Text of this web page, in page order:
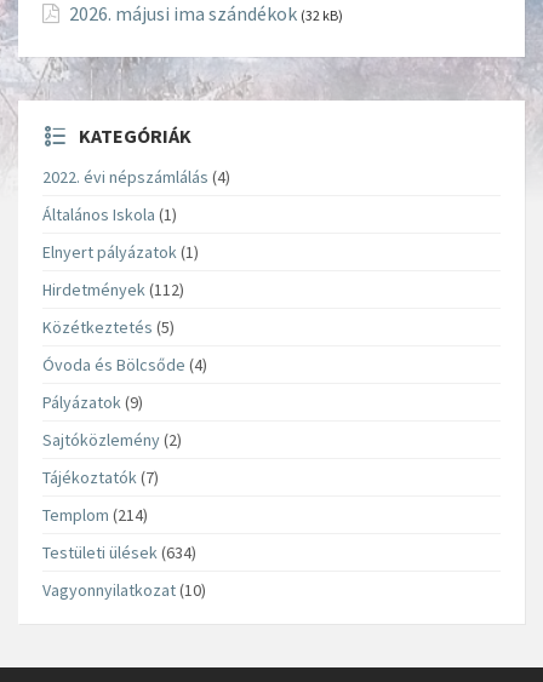
2026. májusi ima szándékok (32 kB)
KATEGÓRIÁK
2022. évi népszámlálás (4)
Általános Iskola (1)
Elnyert pályázatok(1)
Hirdetmények(112)
Közétkeztetés (5)
Óvoda és Bölcsőde (4)
Pályázatok(9)
Sajtóközlemény(2)
Tájékoztatók(7)
Templom (214)
Testületi ülések(634)
Vagyonnyilatkozat(10)